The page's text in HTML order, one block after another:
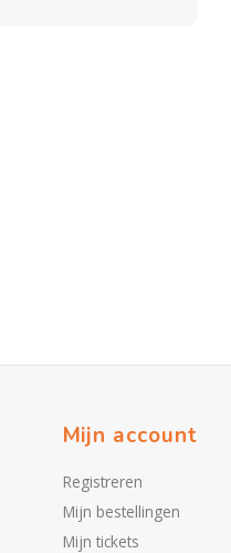
Mijn account
Registreren
Mijn bestellingen
Mijn tickets